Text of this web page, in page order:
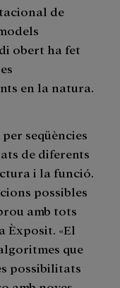
de
obert ha fet
en la natura.
seqüències
de diferents
i la funció.
possibles
amb tots
Èxposit. «El
que
possibilitats